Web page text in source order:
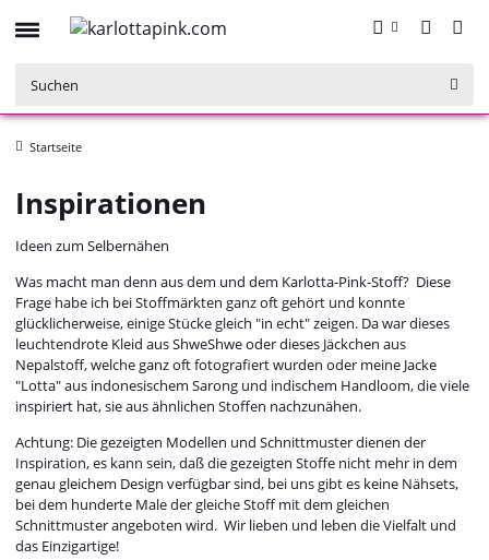
Startseite
Inspirationen
Ideen zum Selbernähen
Was macht man denn aus dem und dem Karlotta-Pink-Stoff? Diese
Frage habe ich bei Stoffmärkten ganz oft gehört und konnte
glücklicherweise, einige Stücke gleich "in echt" zeigen. Da war dieses
leuchtendrote Kleid aus ShweShwe oder dieses Jäckchen aus
Nepalstoff, welche ganz oft fotografiert wurden oder meine Jacke
"Lotta" aus indonesischem Sarong und indischem Handloom, die viele
inspiriert hat, sie aus ähnlichen Stoffen nachzunähen.
Achtung: Die gezeigten Modellen und Schnittmuster dienen der
Inspiration, es kann sein, daß die gezeigten Stoffe nicht mehr in dem
genau gleichem Design verfügbar sind, bei uns gibt es keine Nähsets,
bei dem hunderte Male der gleiche Stoff mit dem gleichen
Schnittmuster angeboten wird. Wir lieben und leben die Vielfalt und
das Einzigartige!